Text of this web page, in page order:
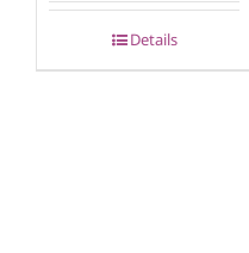
Details